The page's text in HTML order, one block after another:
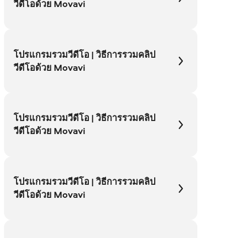
วีดีโอด้วย Movavi
โปรแกรมรวมวีดีโอ | วิธีการรวมคลิป
วีดีโอด้วย Movavi
โปรแกรมรวมวีดีโอ | วิธีการรวมคลิป
วีดีโอด้วย Movavi
โปรแกรมรวมวีดีโอ | วิธีการรวมคลิป
วีดีโอด้วย Movavi